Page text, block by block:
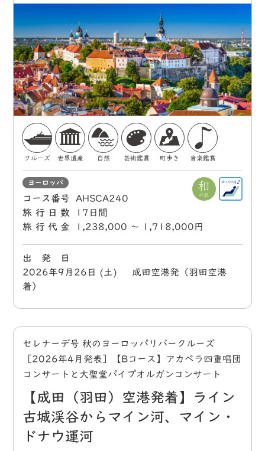
クルーズ 世界遺産 自然 芸術鑑賞 町歩き 音楽鑑賞
ヨーロッパ
コース番号
AHSCA240
旅行日数
17日間
旅行代金
1,238,000 〜 1,718,000円
出 発 日
2026年9月26日 (土) 成田空港発（羽田空港
着）
セレナーデ号 秋のヨーロッパリバークルーズ
［2026年4月発表］【Bコース】アカペラ四重唱団
コンサートと大聖堂パイプオルガンコンサート
【成田（羽田）空港発着】ライン
古城渓谷からマイン河、マイン・
ドナウ運河